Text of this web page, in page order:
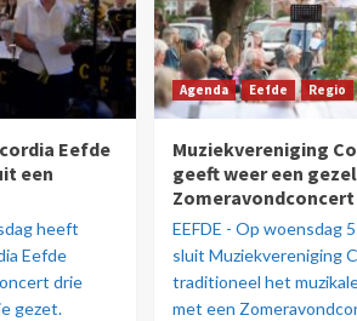
Eefde
een
heeft
Eefde
drie
gezet.
Agenda Eefde Regio
Muziekvereniging
geeft weer een
Zomeravondconcert
EEFDE - Op woensdag
sluit Muziekvereniging
traditioneel het
met een